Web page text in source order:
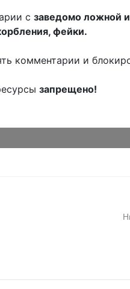
с заведомо ложной
фейки.
комментарии и
запрещено!